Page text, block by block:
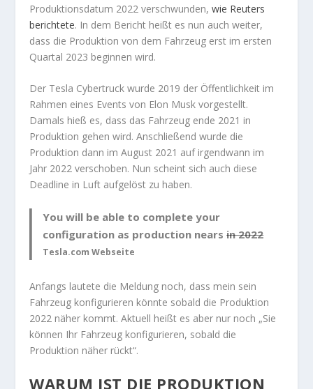
Produktionsdatum 2022 verschwunden,wie Reuters
berichtete. In dem Bericht heißt es nun auch weiter,
dass die Produktion von dem Fahrzeug erst im ersten
Quartal 2023 beginnen wird.
Der Tesla Cybertruck wurde 2019 der Öffentlichkeit im
Rahmen eines Events von Elon Musk vorgestellt.
Damals hieß es, dass das Fahrzeug ende 2021 in
Produktion gehen wird. Anschließend wurde die
Produktion dann im August 2021 auf irgendwann im
Jahr 2022 verschoben. Nun scheint sich auch diese
Deadline in Luft aufgelöst zu haben.
You will be able to complete your
configuration as production nearsin 2022
Tesla.com Webseite
Anfangs lautete die Meldung noch, dass mein sein
Fahrzeug konfigurieren könnte sobald die Produktion
2022 näher kommt. Aktuell heißt es aber nur noch „Sie
können Ihr Fahrzeug konfigurieren, sobald die
Produktion näher rückt“.
WARUM IST DIE PRODUKTION